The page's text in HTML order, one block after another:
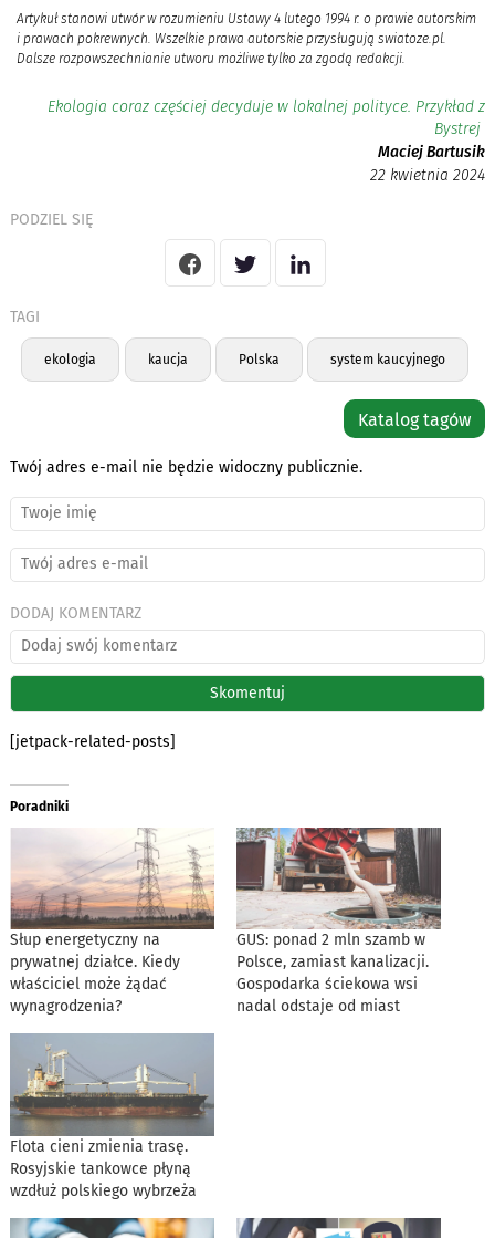
Artykuł stanowi utwór w rozumieniu Ustawy 4 lutego 1994 r. o prawie autorskim
i prawach pokrewnych. Wszelkie prawa autorskie przysługują swiatoze.pl.
Dalsze rozpowszechnianie utworu możliwe tylko za zgodą redakcji.
Ekologia coraz częściej decyduje w lokalnej polityce. Przykład z
Bystrej
Maciej Bartusik
22 kwietnia 2024
PODZIEL SIĘ
TAGI
ekologia kaucja Polska system kaucyjnego
Katalog tagów
Twój adres e-mail nie będzie widoczny publicznie.
DODAJ KOMENTARZ
[jetpack-related-posts]
Poradniki
Słup energetyczny na
prywatnej działce. Kiedy
właściciel może żądać
wynagrodzenia?
GUS: ponad 2 mln szamb w
Polsce, zamiast kanalizacji.
Gospodarka ściekowa wsi
nadal odstaje od miast
Flota cieni zmienia trasę.
Rosyjskie tankowce płyną
wzdłuż polskiego wybrzeża